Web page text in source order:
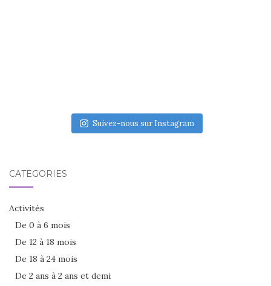
Suivez-nous sur Instagram
CATÉGORIES
Activités
De 0 à 6 mois
De 12 à 18 mois
De 18 à 24 mois
De 2 ans à 2 ans et demi